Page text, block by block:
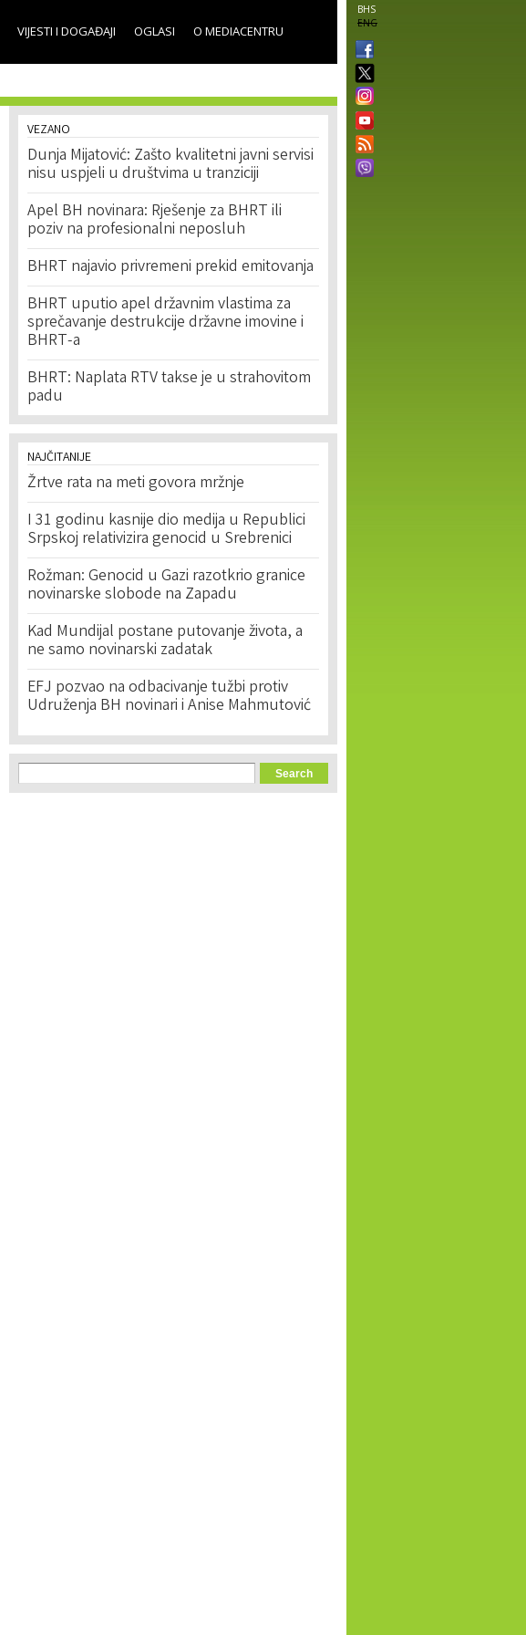
BHS
ENG
VIJESTI I DOGAĐAJI OGLASI O MEDIACENTRU
VEZANO
Dunja Mijatović: Zašto kvalitetni javni servisi
nisu uspjeli u društvima u tranziciji
Apel BH novinara: Rješenje za BHRT ili
poziv na profesionalni neposluh
BHRT najavio privremeni prekid emitovanja
BHRT uputio apel državnim vlastima za
sprečavanje destrukcije državne imovine i
BHRT-a
BHRT: Naplata RTV takse je u strahovitom
padu
NAJČITANIJE
Žrtve rata na meti govora mržnje
I 31 godinu kasnije dio medija u Republici
Srpskoj relativizira genocid u Srebrenici
Rožman: Genocid u Gazi razotkrio granice
novinarske slobode na Zapadu
Kad Mundijal postane putovanje života, a
ne samo novinarski zadatak
EFJ pozvao na odbacivanje tužbi protiv
Udruženja BH novinari i Anise Mahmutović
Search form
Search